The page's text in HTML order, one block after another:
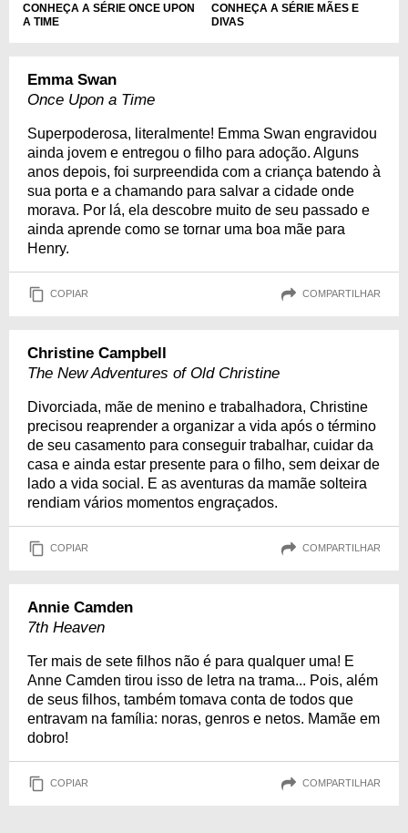
CONHEÇA A SÉRIE ONCE UPON
A TIME
CONHEÇA A SÉRIE MÃES E
DIVAS
Emma Swan
Once Upon a Time
Superpoderosa, literalmente! Emma Swan engravidou
ainda jovem e entregou o filho para adoção. Alguns
anos depois, foi surpreendida com a criança batendo à
sua porta e a chamando para salvar a cidade onde
morava. Por lá, ela descobre muito de seu passado e
ainda aprende como se tornar uma boa mãe para
Henry.
COPIAR COMPARTILHAR
Christine Campbell
The New Adventures of Old Christine
Divorciada, mãe de menino e trabalhadora, Christine
precisou reaprender a organizar a vida após o término
de seu casamento para conseguir trabalhar, cuidar da
casa e ainda estar presente para o filho, sem deixar de
lado a vida social. E as aventuras da mamãe solteira
rendiam vários momentos engraçados.
COPIAR COMPARTILHAR
Annie Camden
7th Heaven
Ter mais de sete filhos não é para qualquer uma! E
Anne Camden tirou isso de letra na trama... Pois, além
de seus filhos, também tomava conta de todos que
entravam na família: noras, genros e netos. Mamãe em
dobro!
COPIAR COMPARTILHAR